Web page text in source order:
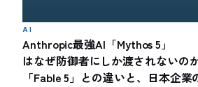
AI
Anthropic最強AI「Mythos 5」
はなぜ防御者にしか渡されない
「Fable 5」との違いと、日本企業